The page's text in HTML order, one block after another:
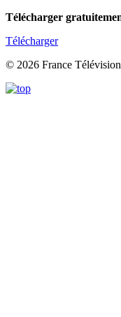
Télécharger
Télécharger
© 2026 France